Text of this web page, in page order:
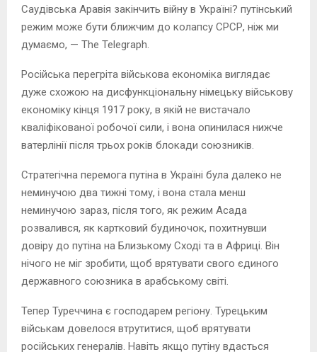
Саудівська Аравія закінчить війну в Україні? путінський
режим може бути ближчим до колапсу СРСР, ніж ми
думаємо, — The Telegraph.
Російська перегріта військова економіка виглядає
дуже схожою на дисфункціональну німецьку військову
економіку кінця 1917 року, в якій не вистачало
кваліфікованої робочої сили, і вона опинилася нижче
ватерлінії після трьох років блокади союзників.
Стратегічна перемога путіна в Україні була далеко не
неминучою два тижні тому, і вона стала менш
неминучою зараз, після того, як режим Асада
розвалився, як картковий будиночок, похитнувши
довіру до путіна на Близькому Сході та в Африці. Він
нічого не міг зробити, щоб врятувати свого єдиного
державного союзника в арабському світі.
Тепер Туреччина є господарем регіону. Турецьким
військам довелося втрутитися, щоб врятувати
російських генералів. Навіть якщо путіну вдасться